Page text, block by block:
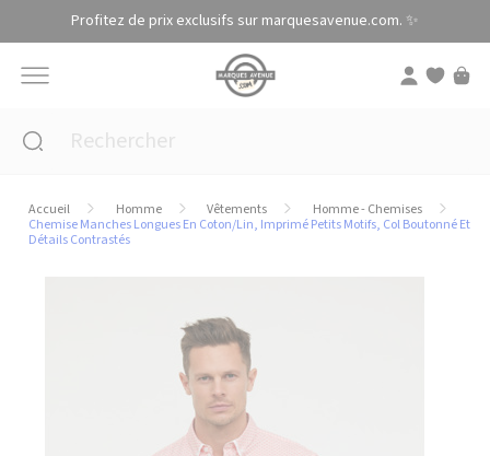
Profitez de prix exclusifs sur marquesavenue.com. ✨
Accueil Homme Vêtements
Homme - Chemises
Chemise Manches Longues En Coton/Lin, Imprimé Petits Motifs, Col Boutonné Et
Détails Contrastés
Panneau de gestion des cookies